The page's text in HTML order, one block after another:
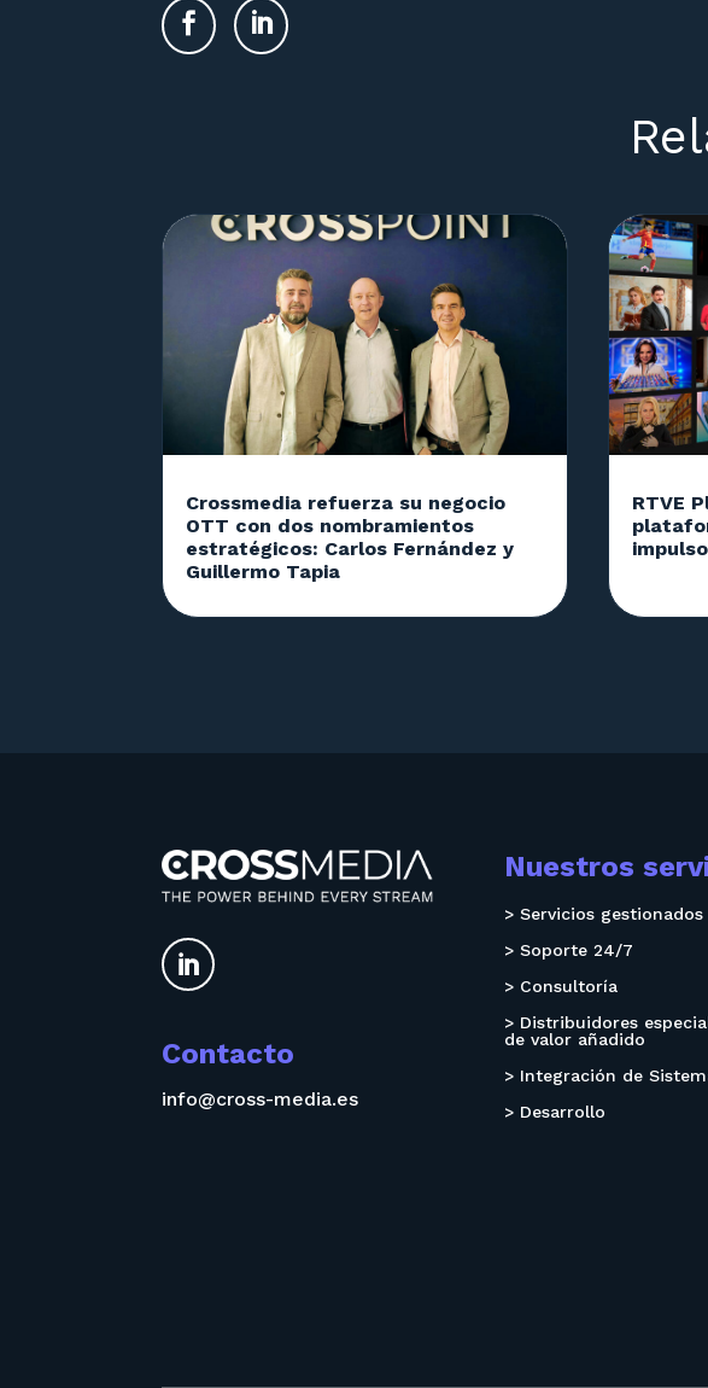
Crossmedia refuerza su negocio
OTT con dos nombramientos
estratégicos: Carlos Fernández y
Guillermo Tapia
RTVE

Contacto
info@cross-media.es
Nuestros
> Servicios gestionados
> Soporte 24/7
> Consultoría
> Distribuidores
de valor añadido
> Integración de
> Desarrollo